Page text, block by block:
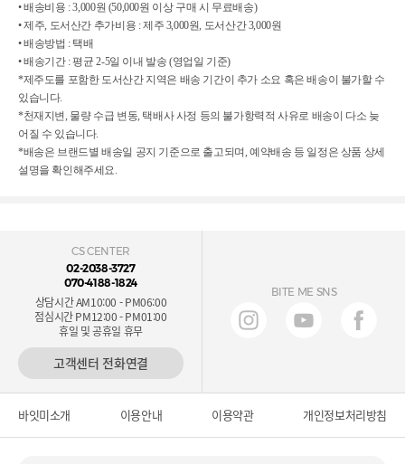
• 배송비용 : 3,000원 (50,000원 이상 구매 시 무료배송)
• 제주, 도서산간 추가비용 : 제주 3,000원, 도서산간 3,000원
• 배송방법 : 택배
• 배송기간 : 평균 2-5일 이내 발송 (영업일 기준)
*제주도를 포함한 도서산간 지역은 배송 기간이 추가 소요 혹은 배송이 불가할 수
있습니다.
*천재지변, 물량 수급 변동, 택배사 사정 등의 불가항력적 사유로 배송이 다소 늦
어질 수 있습니다.
*배송은 브랜드별 배송일 공지 기준으로 출고되며, 예약배송 등 일정은 상품 상세
설명을 확인해주세요.
CS CENTER
02-2038-3727
070-4188-1824
상담시간 AM10:00 - PM06:00
점심시간 PM12:00 - PM01:00
휴일 및 공휴일 휴무
고객센터 전화연결
BITE ME SNS
바잇미소개 이용안내 이용약관 개인정보처리방침